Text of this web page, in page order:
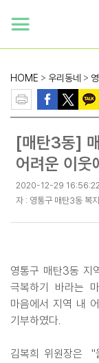
HOME > 우리동네 >
[매탄3동]
어려운 이웃
2020-12-29
자 : 영통구 매탄3동 복
영통구 매탄3동 지
극복하기 바라는
마음에서 지역 내
기부하였다.
김복희 위원장은 "